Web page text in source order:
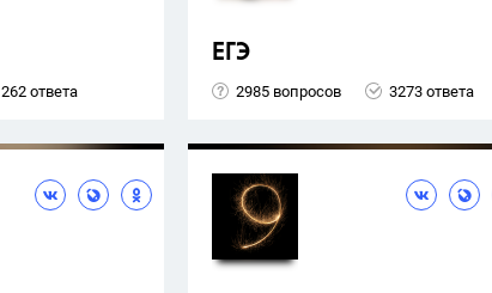
262 ответа
ЕГЭ
2985 вопросов 3273 ответа